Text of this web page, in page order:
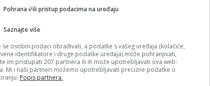
Pohrana i/ili pristup podacima na uređaju
Saznajte više
se osobni podaci obrađivati, a podatke s vašeg uređaja (kolačiće,
identifikatore i druge podatke uređaja) može pohranjivati,
im pristupati 207 partnera ili ih može upotrebljavati ova web-
Mi i naši partneri možemo upotrebljavati precizne podatke o
Popis partnera.